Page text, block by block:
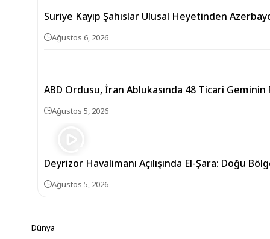
Suriye Kayıp Şahıslar Ulusal Heyetinden
Ağustos 6, 2026
ABD Ordusu, İran Ablukasında 48 Ticari Geminin
Ağustos 5, 2026
Deyrizor Havalimanı Açılışında El-Şara: Doğu
Ağustos 5, 2026
Dünya